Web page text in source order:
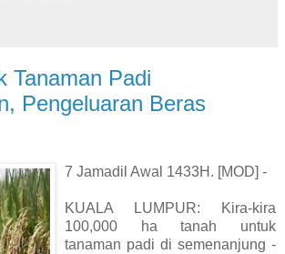
Tanaman Padi
Pengeluaran Beras
7 Jamadil Awal 1433H. [MOD] -
KUALA LUMPUR: Kira-kira
100,000 ha tanah untuk
tanaman padi di semenanjung -